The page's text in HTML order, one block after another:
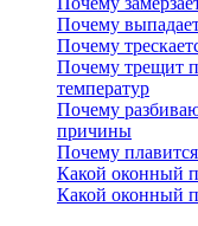
Почему
Почему
Почему трещит
температур
Почему
причины
Почему
Какой оконный
Какой оконный